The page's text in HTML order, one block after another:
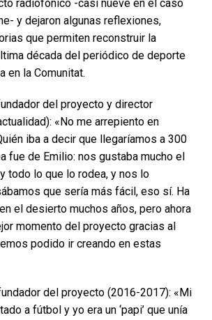
radiofónico -casi nueve en el caso
y dejaron algunas reflexiones,
que permiten reconstruir la
década del periódico de deporte
en la Comunitat.
del proyecto y director
«No me arrepiento en
iba a decir que llegaríamos a 300
fue de Emilio: nos gustaba mucho el
todo lo que lo rodea, y nos lo
que sería más fácil, eso sí. Ha
el desierto muchos años, pero ahora
momento del proyecto gracias al
podido ir creando en estas
del proyecto (2016-2017): «Mi
a fútbol y yo era un ‘papi’ que unía